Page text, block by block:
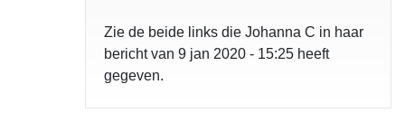
Zie de beide links die Johanna C in haar
bericht van 9 jan 2020 - 15:25 heeft
gegeven.